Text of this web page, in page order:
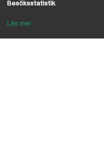
Besöksstatistik.
Läs mer